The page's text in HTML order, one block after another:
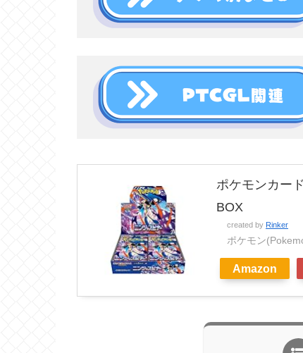
ポケモンカー
BOX
created by Rinker
ポケモン
Amazon